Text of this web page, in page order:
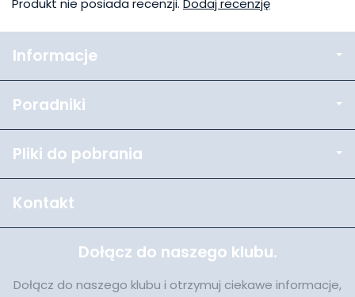
Produkt nie posiada recenzji. Dodaj recenzję
Informacje
Poradniki
Pliki do pobrania
Kontakt
Dołącz do naszego klubu.
Dołącz do naszego klubu i otrzymuj ciekawe informacje,